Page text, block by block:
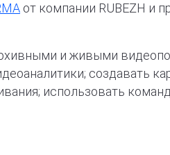
от компании RUBEZH и
и живыми
создавать
использовать